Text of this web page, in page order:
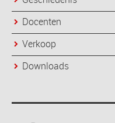
Docenten
Verkoop
Downloads